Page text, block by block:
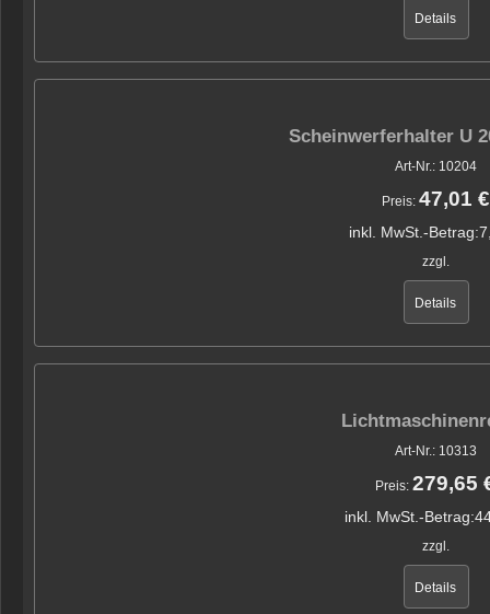
Details
Scheinwerferhalter U
Art-Nr.: 10204
Preis: 47,01 €
inkl. MwSt.-Betrag:
zzgl.
Details
Art-Nr.: 10313
Preis:279,65
inkl. MwSt.-Betrag:
zzgl.
Details